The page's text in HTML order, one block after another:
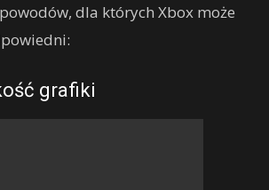
dla których Xbox może
grafiki